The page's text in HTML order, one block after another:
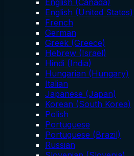
English (Canada)
English (United States)
French
German
Greek (Greece)
Hebrew (Israel)
Hindi (India)
Hungarian (Hungary)
Italian
Japanese (Japan)
Korean (South Korea)
Polish
Portuguese
Portuguese (Brazil)
Russian